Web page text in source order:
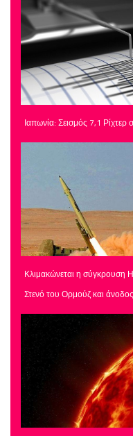
Ιαπωνία: Σεισμός 7,1
Κλιμακώνεται η σύγκρουση
Στενό του Ορμούζ και